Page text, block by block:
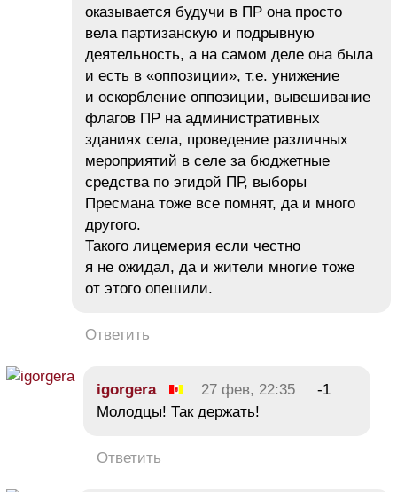
оказывается будучи в ПР она просто
вела партизанскую и подрывную
деятельность, а на самом деле она была
и есть в «оппозиции», т.е. унижение
и оскорбление оппозиции, вывешивание
флагов ПР на административных
зданиях села, проведение различных
мероприятий в селе за бюджетные
средства по эгидой ПР, выборы
Пресмана тоже все помнят, да и много
другого.
Такого лицемерия если честно
я не ожидал, да и жители многие тоже
от этого опешили.
Ответить
igorgera 27 фев, 22:35
-1
Молодцы! Так держать!
Ответить